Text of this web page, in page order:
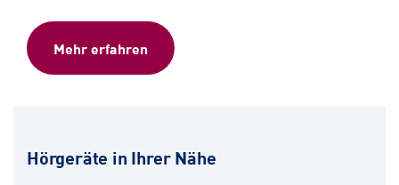
Mehr erfahren
Hörgeräte in Ihrer Nähe